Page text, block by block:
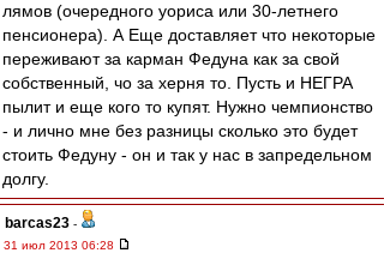
лямов (очередного уориса или 30-летнего
пенсионера). А Еще доставляет что некоторые
переживают за карман Федуна как за свой
собственный, чо за херня то. Пусть и НЕГРА
пылит и еще кого то купят. Нужно чемпионство
- и лично мне без разницы сколько это будет
стоить Федуну - он и так у нас в запредельном
долгу.
barcas23 -
31 июл 2013 06:28